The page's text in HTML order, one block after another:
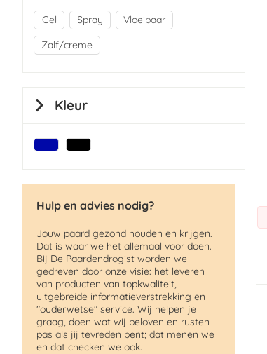
Gel Spray
Vloeibaar
Zalf/creme
Kleur
Hulp en advies nodig?
Jouw paard gezond houden en krijgen.
Dat is waar we het allemaal voor doen.
Bij De Paardendrogist worden we
gedreven door onze visie: het leveren
van producten van topkwaliteit,
uitgebreide informatieverstrekking en
"ouderwetse" service. Wij helpen je
graag, doen wat wij beloven en rusten
pas als jij tevreden bent; dat menen we
en dat checken we ook.